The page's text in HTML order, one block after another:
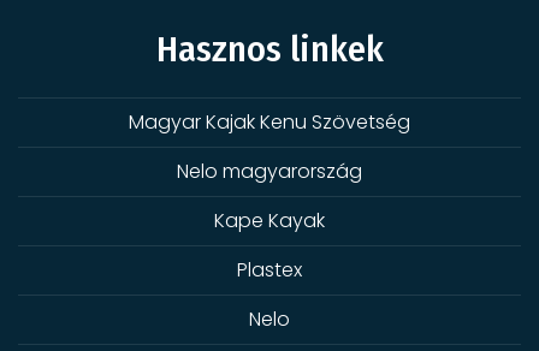
Hasznos linkek
Magyar Kajak Kenu Szövetség
Nelo magyarország
Kape Kayak
Plastex
Nelo